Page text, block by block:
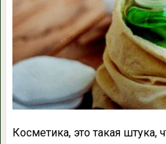
Косметика, это такая штука,